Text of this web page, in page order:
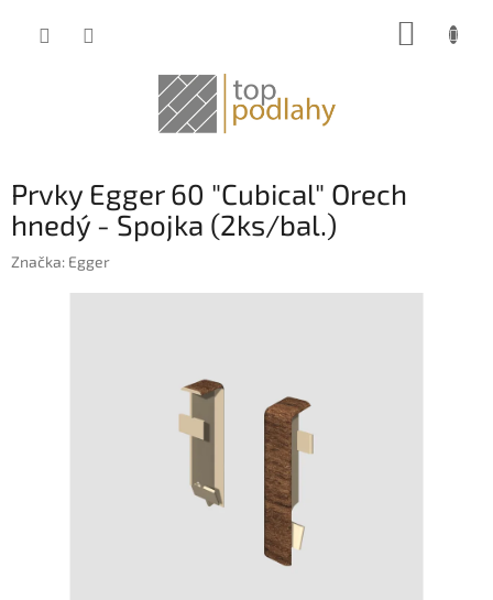
Prvky Egger 60 "Cubical" Orech
hnedý - Spojka (2ks/bal.)
Značka: Egger